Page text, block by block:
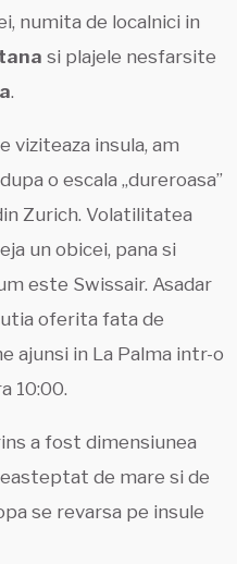
numita de localnici in
si plajele nesfarsite
.
viziteaza insula, am
o escala „dureroasa”
Zurich. Volatilitatea
un obicei, pana si
este Swissair. Asadar
oferita fata de
ajunsi in La Palma intr-o
10:00.
a fost dimensiunea
de mare si de
se revarsa pe insule